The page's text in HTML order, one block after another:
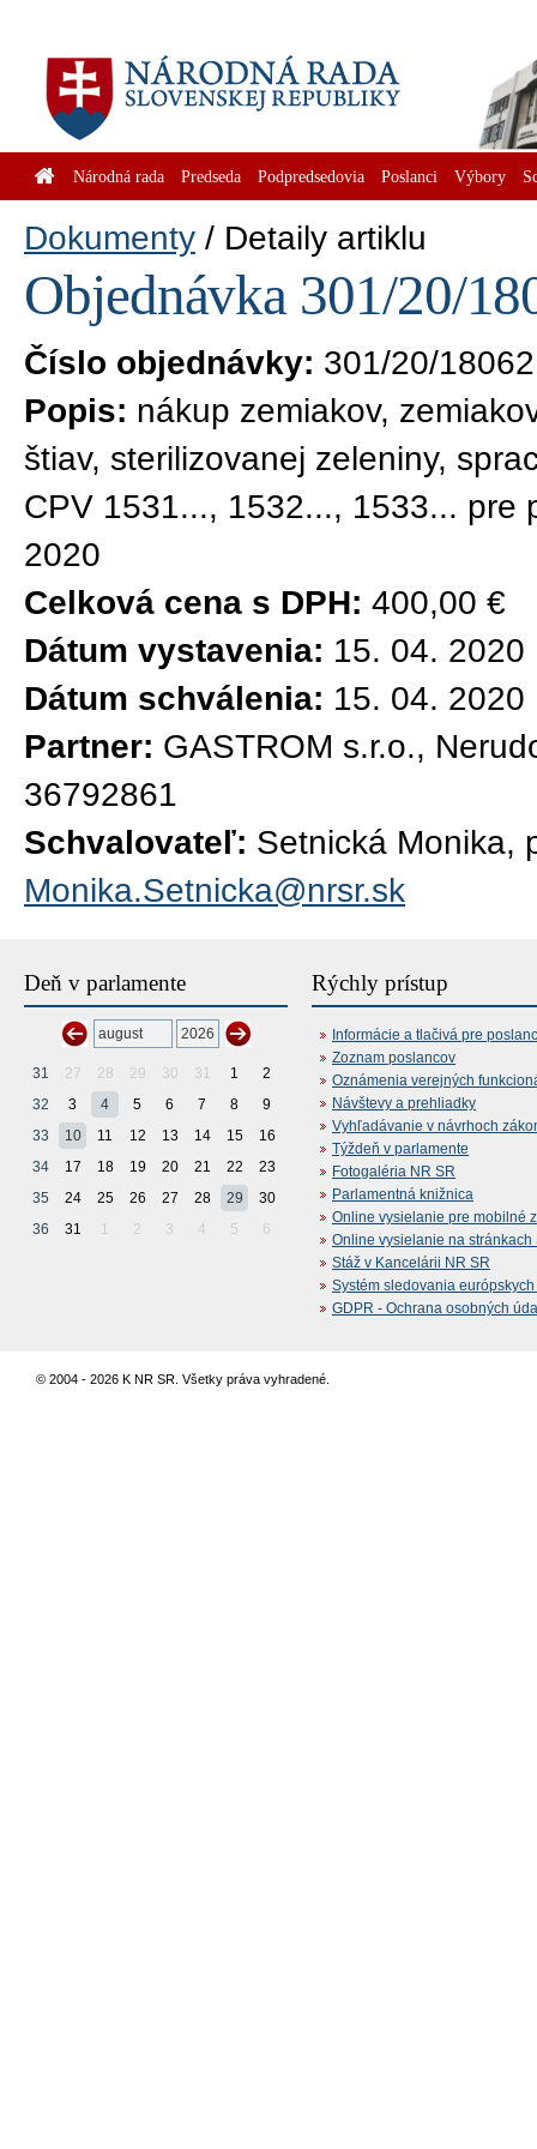
Národná rada Predseda Podpredsedovia Poslanci Výbory
Dokumenty Detaily artiklu
Objednávka 301/20/
Číslo objednávky: 301/20/18062
Popis: nákup zemiakov,
štiav, sterilizovanej zeleniny,
CPV 1531..., 1532..., 1533... pre
2020
Celková cena s DPH: 400,00 €
Dátum vystavenia: 15. 04. 2020
Dátum schválenia: 15. 04. 2020
Partner: GASTROM s.r.o.,
36792861
Schvalovateľ: Setnická Monika,
Monika.Setnicka@nrsr.sk
Deň v parlamente
31 27 28 29 30 31 1
2
32
3 4 5 6 7 8
9
33
10 11 12 13 14 15
16
34
17 18 19 20 21 22
23
35
24 25 26 27 28 29
30
36
31 1 2 3 4 5 6
Rýchly prístup
Informácie a tlačivá pre
Zoznam poslancov
Oznámenia verejných
Návštevy a prehliadky
Vyhľadávanie v návrhoch
Týždeň v parlamente
Fotogaléria NR SR
Parlamentná knižnica
Online vysielanie pre mobilné
Online vysielanie na stránkach
Stáž v Kancelárii NR SR
Systém sledovania
GDPR - Ochrana osobných
© 2004 - 2026 K NR SR. Všetky práva vyhradené.